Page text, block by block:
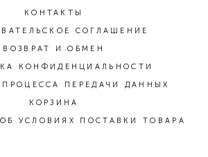
КОНТАКТЫ
СОГЛАШЕНИЕ
ВОЗВРАТ И ОБМЕН
КОНФИДЕНЦИАЛЬНОСТИ
ПЕРЕДАЧИ ДАННЫХ
КОРЗИНА
УСЛОВИЯХ ПОСТАВКИ ТОВАРА